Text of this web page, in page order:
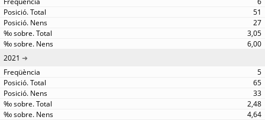
51
27
3,05
6,00
2021
5
65
33
2,48
4,64